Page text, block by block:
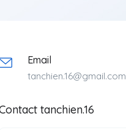
Email
tanchien.16@gmail.com
tanchien.16